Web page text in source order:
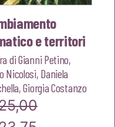
e territori
diGianni Petino,
Nicolosi, Daniela
,Giorgia Costanzo